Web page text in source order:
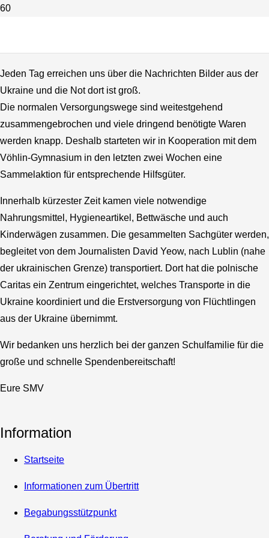
Jeden Tag erreichen uns über die Nachrichten Bilder aus der
Ukraine und die Not dort ist groß.
Die normalen Versorgungswege sind weitestgehend
zusammengebrochen und viele dringend benötigte Waren
werden knapp. Deshalb starteten wir in Kooperation mit dem
Vöhlin-Gymnasium in den letzten zwei Wochen eine
Sammelaktion für entsprechende Hilfsgüter.
Innerhalb kürzester Zeit kamen viele notwendige
Nahrungsmittel, Hygieneartikel, Bettwäsche und auch
Kinderwägen zusammen. Die gesammelten Sachgüter werden,
begleitet von dem Journalisten David Yeow, nach Lublin (nahe
der ukrainischen Grenze) transportiert. Dort hat die polnische
Caritas ein Zentrum eingerichtet, welches Transporte in die
Ukraine koordiniert und die Erstversorgung von Flüchtlingen
aus der Ukraine übernimmt.
Wir bedanken uns herzlich bei der ganzen Schulfamilie für die
große und schnelle Spendenbereitschaft!
Eure SMV
Information
Startseite
Informationen zum Übertritt
Begabungsstützpunkt